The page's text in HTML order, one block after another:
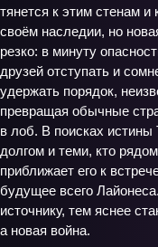
тянется к этим стенам и
своём наследии, но
резко: в минуту
друзей отступать и
удержать порядок,
превращая обычные
в лоб. В поисках
долгом и теми, кто
приближает его к
будущее всего
источнику, тем яснее
а новая война.